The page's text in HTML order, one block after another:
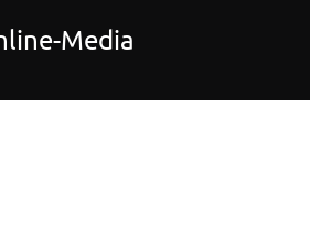
Media